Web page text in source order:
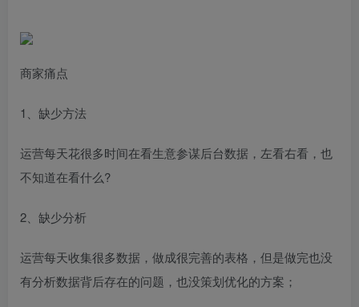
商家痛点
1、缺少方法
运营每天花很多时间在看生意参谋后台数据，左看右看，也
不知道在看什么?
2、缺少分析
运营每天收集很多数据，做成很完善的表格，但是做完也没
有分析数据背后存在的问题，也没策划优化的方案；